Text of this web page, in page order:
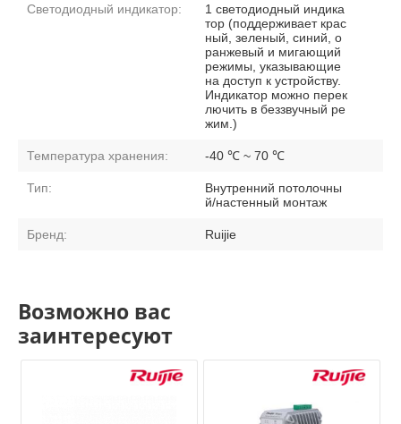
Светодиодный индикатор:
1 светодиодный индика
тор (поддерживает крас
ный, зеленый, синий, о
ранжевый и мигающий
режимы, указывающие
на доступ к устройству.
Индикатор можно перек
лючить в беззвучный ре
жим.)
Температура хранения: -40 ℃ ~ 70 ℃
Тип:
Внутренний потолочны
й/настенный монтаж
Бренд: Ruijie
Возможно вас
заинтересуют